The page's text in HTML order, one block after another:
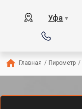
Уфа ▼
Главная / Пирометр /